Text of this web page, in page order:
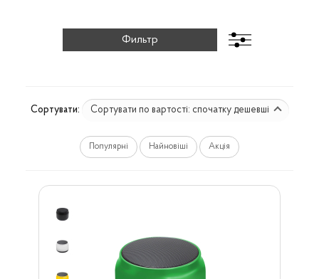
Сортувати: Сортувати по вартості: спочатку дешевші
Популярні Найновіші Акція